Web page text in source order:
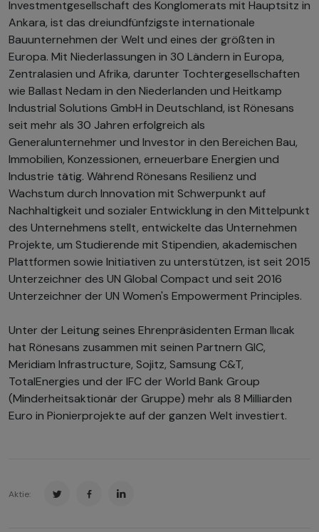
Investmentgesellschaft des Konglomerats mit Hauptsitz in
Ankara, ist das dreiundfünfzigste internationale
Bauunternehmen der Welt und eines der größten in
Europa. Mit Niederlassungen in 30 Ländern in Europa,
Zentralasien und Afrika, darunter Tochtergesellschaften
wie Ballast Nedam in den Niederlanden und Heitkamp
Industrial Solutions GmbH in Deutschland, ist Rönesans
seit mehr als 30 Jahren erfolgreich als
Generalunternehmer und Investor in den Bereichen Bau,
Immobilien, Konzessionen, erneuerbare Energien und
Industrie tätig. Während Rönesans Resilienz und
Wachstum durch Innovation mit Schwerpunkt auf
Nachhaltigkeit und sozialer Entwicklung in den Mittelpunkt
des Unternehmens stellt, entwickelte das Unternehmen
Projekte, um Studierende mit Stipendien, akademischen
Plattformen sowie Initiativen zu unterstützen, ist seit 2015
Unterzeichner des UN Global Compact und seit 2016
Unterzeichner der UN Women's Empowerment Principles.
Unter der Leitung seines Ehrenpräsidenten Erman Ilıcak
hat Rönesans zusammen mit seinen Partnern GIC,
Meridiam Infrastructure, Sojitz, Samsung C&T,
TotalEnergies und der IFC der World Bank Group
(Minderheitsaktionär der Gruppe) mehr als 8 Milliarden
Euro in Pionierprojekte auf der ganzen Welt investiert.
Aktie: